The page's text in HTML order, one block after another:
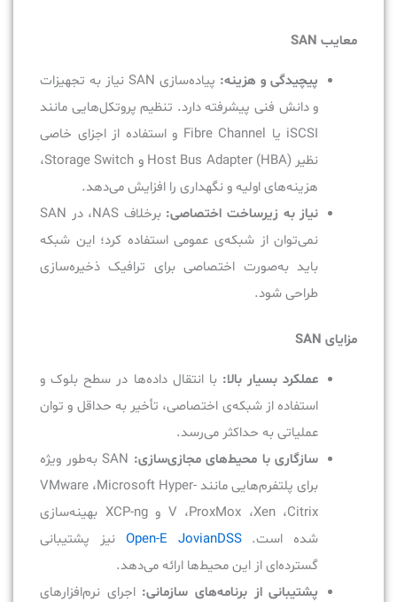
معایب SAN
پیچیدگی و هزینه:
پیاده‌سازی SAN نیاز به تجهیزات
و دانش فنی پیشرفته دارد. تنظیم پروتکل‌هایی مانند
iSCSI یا Fibre Channel و استفاده از اجزای خاصی
نظیر Host Bus Adapter (HBA) و Storage Switch،
هزینه‌های اولیه و نگهداری را افزایش می‌دهد.
نیاز به زیرساخت اختصاصی:
برخلاف NAS، در SAN
نمی‌توان از شبکه‌ی عمومی استفاده کرد؛ این شبکه
باید به‌صورت اختصاصی برای ترافیک ذخیره‌سازی
طراحی شود.
مزایای SAN
عملکرد بسیار بالا: با انتقال داده‌ها در سطح بلوک و
استفاده از شبکه‌ی اختصاصی، تأخیر به حداقل و توان
عملیاتی به حداکثر می‌رسد.
سازگاری با محیط‌های مجازی‌سازی:
SAN به‌طور ویژه
برای پلتفرم‌هایی مانند VMware ،Microsoft Hyper-
V ،ProxMox ،Xen ،Citrix و XCP-ng بهینه‌سازی
شده است.Open-E JovianDSS نیز پشتیبانی
گسترده‌ای از این محیط‌ها ارائه می‌دهد.
پشتیبانی از برنامه‌های سازمانی: اجرای نرم‌افزارهای